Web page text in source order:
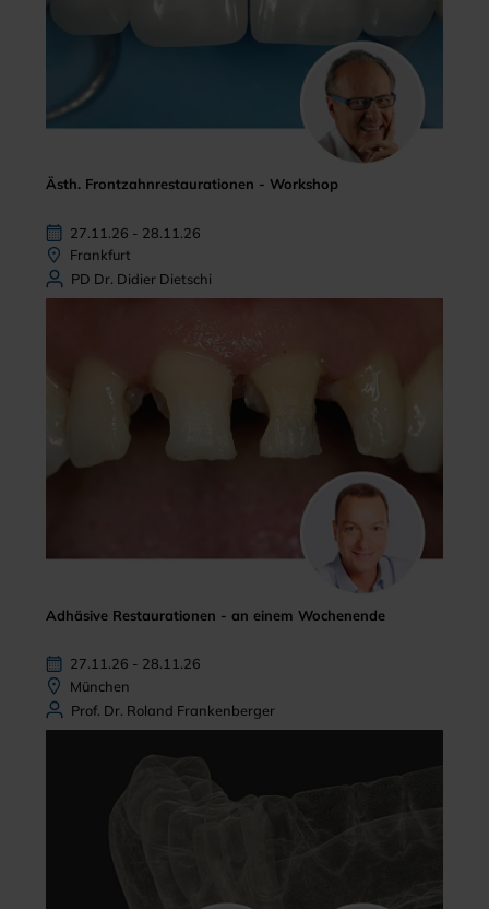
Ästh. Frontzahnrestaurationen - Workshop
27.11.26 - 28.11.26
Frankfurt
PD Dr. Didier Dietschi
Adhäsive Restaurationen - an einem Wochenende
27.11.26 - 28.11.26
München
Prof. Dr. Roland Frankenberger